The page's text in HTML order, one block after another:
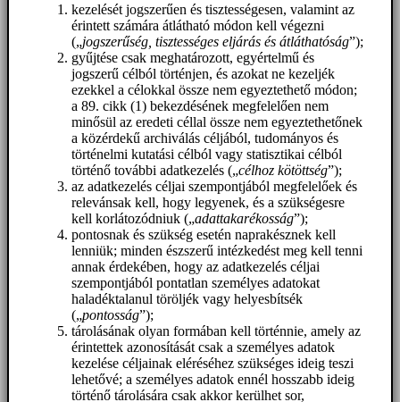
kezelését jogszerűen és tisztességesen, valamint az
érintett számára átlátható módon kell végezni
(„jogszerűség, tisztességes eljárás és átláthatóság”);
gyűjtése csak meghatározott, egyértelmű és
jogszerű célból történjen, és azokat ne kezeljék
ezekkel a célokkal össze nem egyeztethető módon;
a 89. cikk (1) bekezdésének megfelelően nem
minősül az eredeti céllal össze nem egyeztethetőnek
a közérdekű archiválás céljából, tudományos és
történelmi kutatási célból vagy statisztikai célból
történő további adatkezelés („célhoz kötöttség”);
az adatkezelés céljai szempontjából megfelelőek és
relevánsak kell, hogy legyenek, és a szükségesre
kell korlátozódniuk („adattakarékosság”);
pontosnak és szükség esetén naprakésznek kell
lenniük; minden észszerű intézkedést meg kell tenni
annak érdekében, hogy az adatkezelés céljai
szempontjából pontatlan személyes adatokat
haladéktalanul töröljék vagy helyesbítsék
(„pontosság”);
tárolásának olyan formában kell történnie, amely az
érintettek azonosítását csak a személyes adatok
kezelése céljainak eléréséhez szükséges ideig teszi
lehetővé; a személyes adatok ennél hosszabb ideig
történő tárolására csak akkor kerülhet sor,